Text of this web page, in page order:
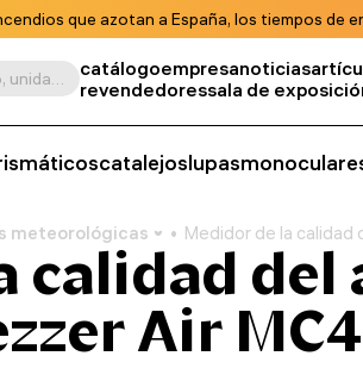
que azotan a España, los tiempos de
Buscar por producto, unidad de almacenamiento, categoría, etc. catálogoempresanoticias
revendedoressala de
catalejoslupas
meteorológicas Medidor de la calidad
calidad del
Air